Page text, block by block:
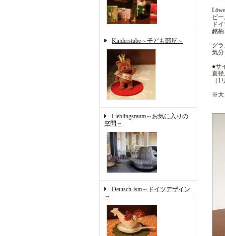
Kinderstube～子ども部屋～
Lieblingsraum～お気に入りの
空間～
Deutsch-ism～ドイツデザイン
～
ビ
ド
銘
グ
気分
●サ
直径
（
※大